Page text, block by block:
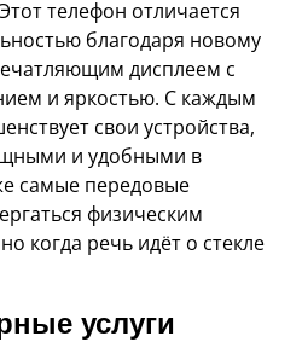
телефон отличается
благодаря новому
дисплеем с
и яркостью. С каждым
свои устройства,
и удобными в
самые передовые
физическим
когда речь идёт о стекле
услуги